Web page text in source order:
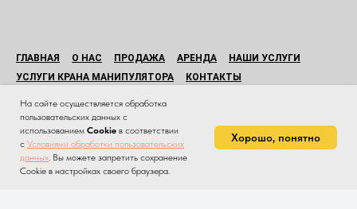
ГЛАВНАЯ О НАС ПРОДАЖА АРЕНДА
НАШИ УСЛУГИ
УСЛУГИ КРАНА МАНИПУЛЯТОРА
КОНТАКТЫ
© Все права защищены.
Копирование материалов данного сайта без разрешения
правообладателя запрещено.
Политика обработки персональных данных на сайте
На сайте осуществляется обработка
пользовательских данных с
использованием Cookie в соответствии
с Условиями обработки пользовательских
данных. Вы можете запретить сохранение
Cookie в настройках своего браузера.
Хорошо, понятно